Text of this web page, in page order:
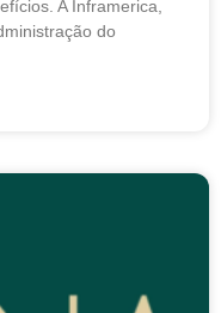
A Inframerica,
do